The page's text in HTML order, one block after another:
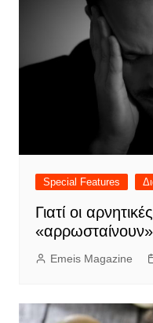
Special Features
Γιατί οι
«αρρωσταίνουν»
Emeis Magazine